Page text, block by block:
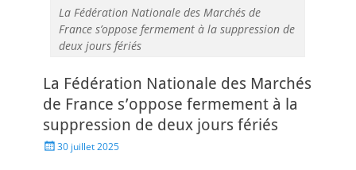
La Fédération Nationale des Marchés de
France s’oppose fermement à la suppression de
deux jours fériés
La Fédération Nationale des Marchés
de France s’oppose fermement à la
suppression de deux jours fériés
30 juillet 2025